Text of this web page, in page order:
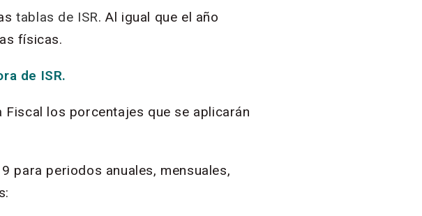
tablas de ISR. Al igual que el año
físicas.
de ISR.
Fiscal los porcentajes que se aplicarán
para periodos anuales, mensuales,